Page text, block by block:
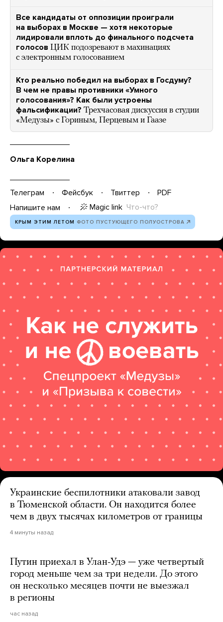
Все кандидаты от оппозиции проиграли
на выборах в Москве — хотя некоторые
лидировали вплоть до финального подсчета
голосов ЦИК подозревают в махинациях
с электронным голосованием
Кто реально победил на выборах в Госдуму?
В чем не правы противники «Умного
голосования»? Как были устроены
фальсификации? Трехчасовая дискуссия в студии
«Медузы» с Гориным, Перцевым и Гаазе
Ольга Корелина
Телеграм Фейсбук Твиттер
PDF
Напишите нам
Magic link Что-что?
КРЫМ ЭТИМ ЛЕТОМ ФОТО ПУСТУЮЩЕГО ПОЛУОСТРОВА
Украинские беспилотники атаковали завод
в Тюменской области. Он находится более
чем в двух тысячах километров от границы
4 минуты назад
Путин приехал в Улан-Удэ — уже четвертый
город меньше чем за три недели. До этого
он несколько месяцев почти не выезжал
в регионы
час назад